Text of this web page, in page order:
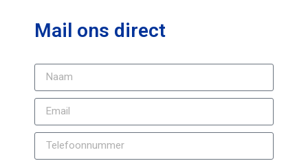
Mail ons direct